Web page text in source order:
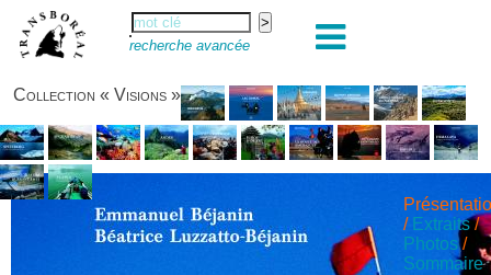
recherche avancée
Collection « Visions »
/ Extraits/
Photos/
Sommaire